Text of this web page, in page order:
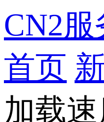
CN2服
首页
加载